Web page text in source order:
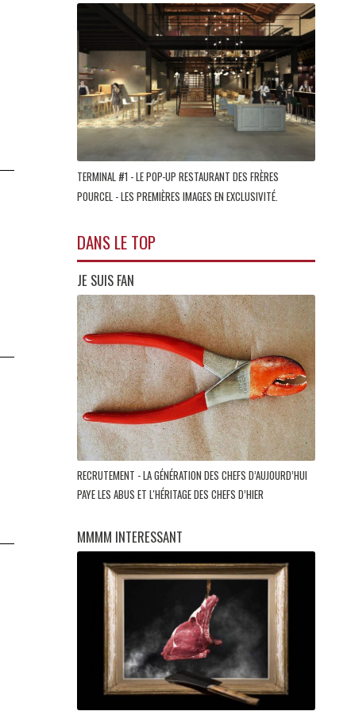
TERMINAL #1 - LE POP-UP RESTAURANT DES FRÈRES
POURCEL - LES PREMIÈRES IMAGES EN EXCLUSIVITÉ.
DANS LE TOP
JE SUIS FAN
RECRUTEMENT - LA GÉNÉRATION DES CHEFS D’AUJOURD’HUI
PAYE LES ABUS ET L'HÉRITAGE DES CHEFS D’HIER
MMMM INTERESSANT